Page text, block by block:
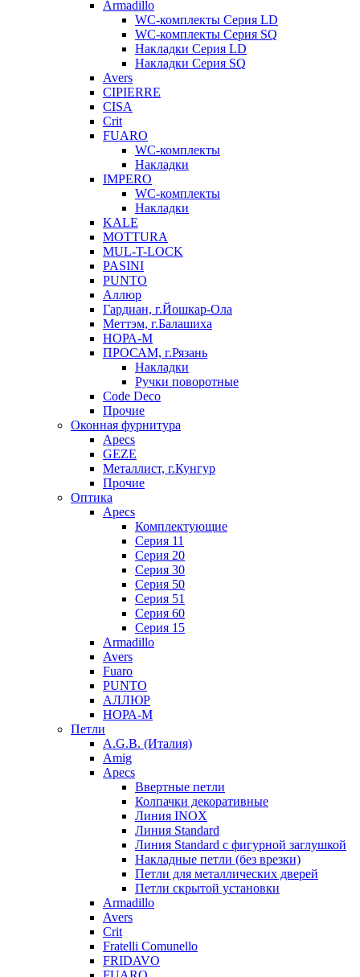
Armadillo
WC-комплекты Серия LD
WC-комплекты Серия SQ
Накладки Серия LD
Накладки Серия SQ
Avers
CIPIERRE
CISA
Crit
FUARO
WC-комплекты
Накладки
IMPERO
WC-комплекты
Накладки
KALE
MOTTURA
MUL-T-LOCK
PASINI
PUNTO
Аллюр
Гардиан, г.Йошкар-Ола
Меттэм, г.Балашиха
НОРА-М
ПРОСАМ, г.Рязань
Накладки
Ручки поворотные
Code Deco
Прочие
Оконная фурнитура
Apecs
GEZE
Металлист, г.Кунгур
Прочие
Оптика
Apecs
Комплектующие
Серия 11
Серия 20
Серия 30
Серия 50
Серия 51
Серия 60
Серия 15
Armadillo
Avers
Fuaro
PUNTO
АЛЛЮР
НОРА-М
Петли
A.G.B. (Италия)
Amig
Apecs
Ввертные петли
Колпачки декоративные
Линия INOX
Линия Standard
Линия Standard с фигурной заглушкой
Накладные петли (без врезки)
Петли для металлических дверей
Петли скрытой установки
Armadillo
Avers
Crit
Fratelli Comunello
FRIDAVO